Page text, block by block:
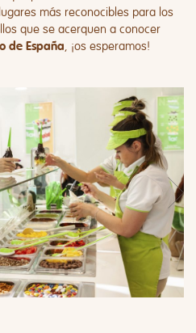
más reconocibles para los
que se acerquen a conocer
de España, ¡os esperamos!